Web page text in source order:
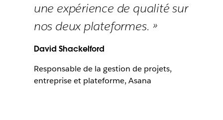
une expérience de qualité sur
nos deux plateformes. »
David Shackelford
Responsable de la gestion de projets,
entreprise et plateforme, Asana